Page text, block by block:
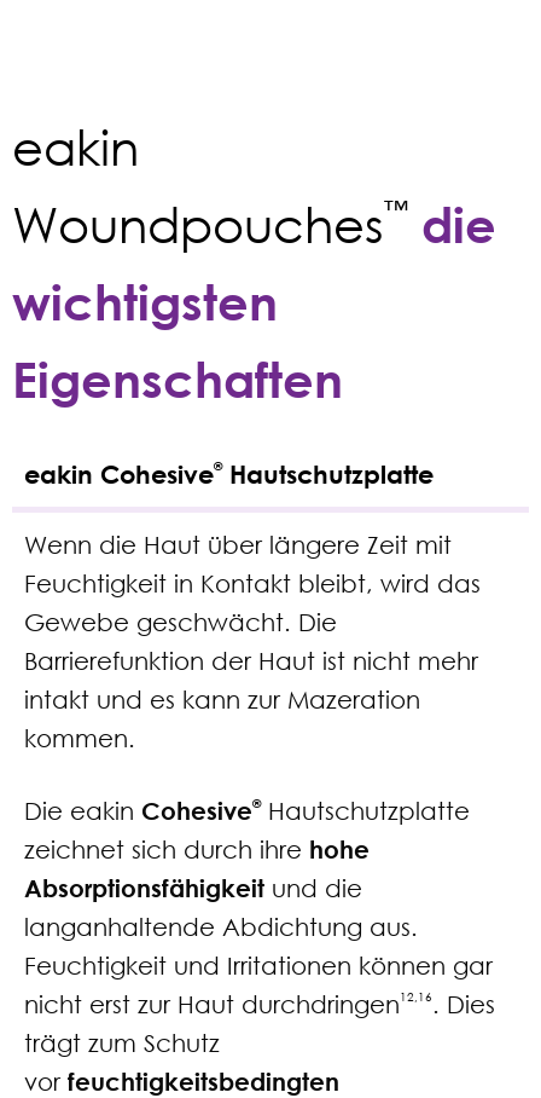
eakin
Woundpouches™ die
wichtigsten
Eigenschaften
eakin Cohesive®Hautschutzplatte
Wenn die Haut über längere Zeit mit
Feuchtigkeit in Kontakt bleibt, wird das
Gewebe geschwächt. Die
Barrierefunktion der Haut ist nicht mehr
intakt und es kann zur Mazeration
kommen.
Die eakin Cohesive®Hautschutzplatte
zeichnet sich durch ihre hohe
Absorptionsfähigkeit und die
langanhaltende Abdichtung aus.
Feuchtigkeit und Irritationen können gar
nicht erst zur Haut durchdringen12,16 . Dies
trägt zum Schutz
vor feuchtigkeitsbedingten